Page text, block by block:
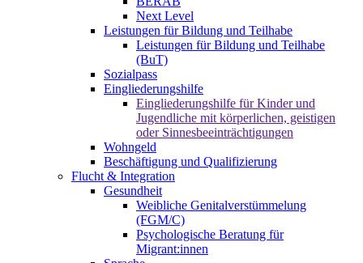
Next Level
Leistungen für Bildung und Teilhabe
Leistungen für Bildung und Teilhabe
(BuT)
Sozialpass
Eingliederungshilfe
Eingliederungshilfe für Kinder und
Jugendliche mit körperlichen, geistigen
oder Sinnesbeeinträchtigungen
Wohngeld
Beschäftigung und Qualifizierung
Flucht & Integration
Gesundheit
Weibliche Genitalverstümmelung
(FGM/C)
Psychologische Beratung für
Migrant:innen